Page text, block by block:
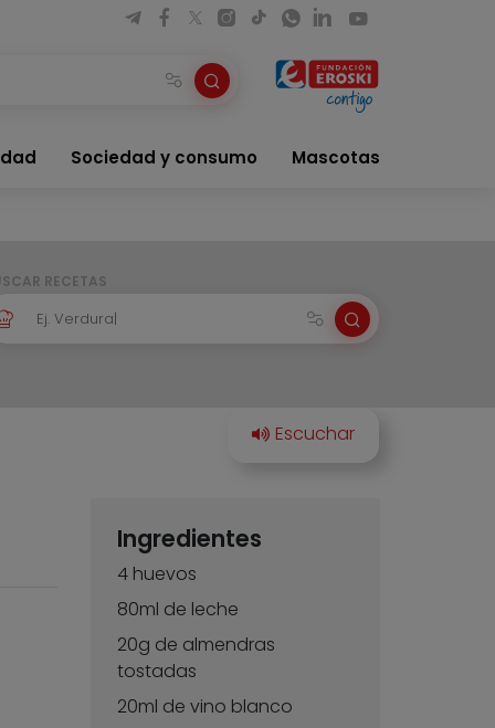
Sociedad y consumo Mascotas
RECETAS
Ingredientes
4 huevos
80ml de leche
20g de almendras
tostadas
20ml de vino blanco